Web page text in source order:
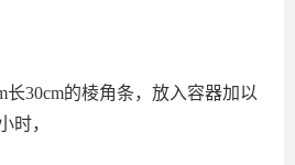
长30cm的棱角条，放入容器加以
时，